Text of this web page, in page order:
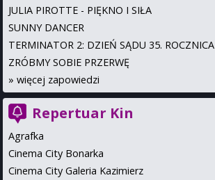
JULIA PIROTTE - PIĘKNO I SIŁA
SUNNY DANCER
TERMINATOR 2: DZIEŃ SĄDU 35. ROCZNICA
ZRÓBMY SOBIE PRZERWĘ
» więcej zapowiedzi
Repertuar Kin
Agrafka
Cinema City Bonarka
Cinema City Galeria Kazimierz